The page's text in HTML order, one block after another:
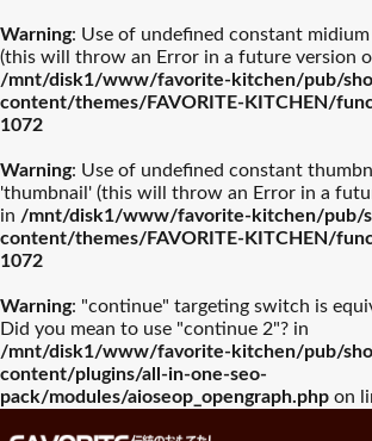
Warning: Use of undefined constant
(this will throw an Error in a future version
/mnt/disk1/www/favorite-kitchen/pub/
content/themes/FAVORITE-KITCHEN/
1072
Warning: Use of undefined constant
'thumbnail' (this will throw an Error in a
in /mnt/disk1/www/favorite-kitchen/pub/
content/themes/FAVORITE-KITCHEN/
1072
Warning: "continue" targeting switch is
Did you mean to use "continue 2"? in
/mnt/disk1/www/favorite-kitchen/pub/
content/plugins/all-in-one-seo-
pack/modules/aioseop_opengraph.php on
山崎実業
ワサラ
Anchor Hocking
VETRI DELLE VENEZIE
Chelf＆Sommelier
誕生日祝おすすめギフト
入
お中元おすすめギフト
母の日おすすめギフト
賀寿祝おすすめギフト
お見舞いおすすめギフト
グラスバリエ
容器類
グラスバリエ人気
ランキング
容器類人気ランキ
ング
フライパン・鍋人
気ランキング